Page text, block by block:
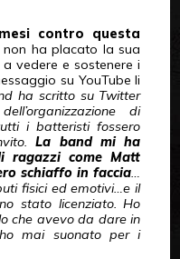
contro questa
non ha placato la sua
vedere e sostenere i
su YouTube li
ha scritto su Twitter
di
i batteristi fossero
La band mi ha
ragazzi come Matt
schiaffo in faccia…
fisici ed emotivi…e il
stato licenziato. Ho
che avevo da dare in
mai suonato per i